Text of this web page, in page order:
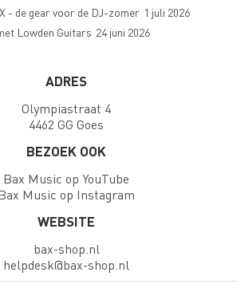
- de gear voor de DJ-zomer 1 juli 2026
Lowden Guitars 24 juni 2026
ADRES
Olympiastraat 4
4462 GG Goes
BEZOEK OOK
Bax Music op YouTube
Music op Instagram
WEBSITE
bax-shop.nl
helpdesk@bax-shop.nl